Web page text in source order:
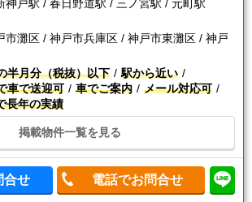
神戸駅 / 春日野道駅 / 三ノ宮駅 / 元町駅
市灘区 / 神戸市兵庫区 / 神戸市東灘区 / 神戸
半月分（税抜）以下
駅から近い
車で送迎可 車でご案内
メール対応可
長年の実績
掲載物件一覧を見る
合せ 電話でお問合せ